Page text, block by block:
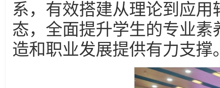
系，有效搭建从理论到应
态，全面提升学生的专业
造和职业发展提供有力支撑